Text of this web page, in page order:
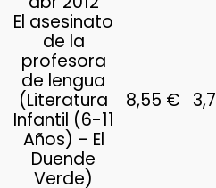
El asesinato
de la
profesora
de lengua
(Literatura
Infantil (6-11
Años) – El
Duende
Verde)
8,55 €